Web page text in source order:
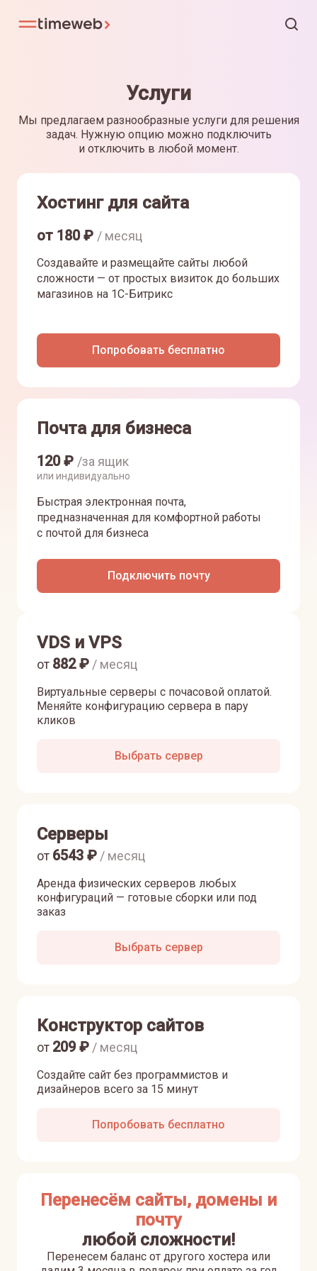
Услуги
Мы предлагаем разнообразные услуги для решения
задач. Нужную опцию можно подключить
и отключить в любой момент.
Хостинг для сайта
от 180₽ / месяц
Создавайте и размещайте сайты любой
сложности — от простых визиток до больших
магазинов на 1С-Битрикс
Попробовать бесплатно
Почта для бизнеса
120₽ /за ящик
или индивидуально
Быстрая электронная почта,
предназначенная для комфортной работы
с почтой для бизнеса
Подключить почту
VDS и VPS
Виртуальные серверы с почасовой оплатой.
Меняйте конфигурацию сервера в пару
кликов
от 882₽ / месяц
Выбрать сервер
Серверы
Аренда физических серверов любых
конфигураций — готовые сборки или под
заказ
от 6543 ₽ / месяц
Выбрать сервер
Конструктор сайтов
Создайте сайт без программистов и
дизайнеров всего за 15 минут
от 209₽ / месяц
Попробовать бесплатно
Перенесём сайты, домены и
почту
любой сложности!
Перенесем баланс от другого хостера или